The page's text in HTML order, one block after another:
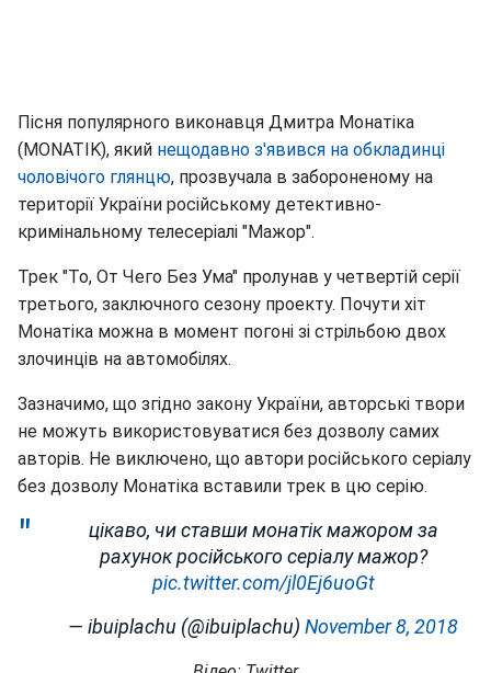
Пісня популярного виконавця Дмитра Монатіка
(MONATIK), який нещодавно з'явився на обкладинці
чоловічого глянцю, прозвучала в забороненому на
території України російському детективно-
кримінальному телесеріалі "Мажор".
Трек "То, От Чего Без Ума" пролунав у четвертій серії
третього, заключного сезону проекту. Почути хіт
Монатіка можна в момент погоні зі стрільбою двох
злочинців на автомобілях.
Зазначимо, що згідно закону України, авторські твори
не можуть використовуватися без дозволу самих
авторів. Не виключено, що автори російського серіалу
без дозволу Монатіка вставили трек в цю серію.
цікаво, чи ставши монатік мажором за
рахунок російського серіалу мажор?
pic.twitter.com/jl0Ej6uoGt
— ibuiplachu (@ibuiplachu) November 8, 2018